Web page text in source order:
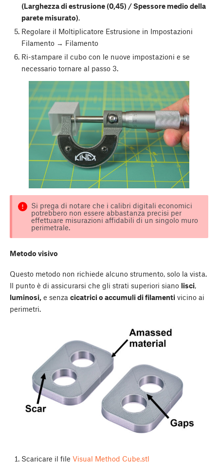
(Larghezza di estrusione (0,45) / Spessore medio della
parete misurato).
Regolare il Moltiplicatore Estrusione in Impostazioni
Filamento → Filamento
Ri-stampare il cubo con le nuove impostazioni e se
necessario tornare al passo 3.
Si prega di notare che i calibri digitali economici
potrebbero non essere abbastanza precisi per
effettuare misurazioni affidabili di un singolo muro
perimetrale.
Metodo visivo
Questo metodo non richiede alcuno strumento, solo la vista.
Il punto è di assicurarsi che gli strati superiori siano lisci,
luminosi, e senza cicatrici o accumuli di filamenti vicino ai
perimetri.
Scaricare il file Visual Method Cube.stl